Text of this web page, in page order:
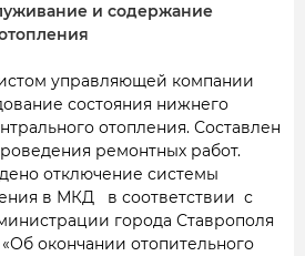
и содержание
управляющей компании
состояния нижнего
отопления. Составлен
ремонтных работ.
отключение системы
в МКД в соответствии с
города Ставрополя
окончании отопительного